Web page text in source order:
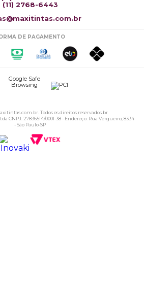
(11) 2768-6443
DE PAGAMENTO
Todos os direitos reservados.br
CNPJ: 27836514/0001-38 - Endereço: Rua Vergueiro, 8334
- São Paulo-SP